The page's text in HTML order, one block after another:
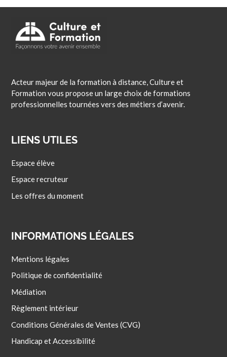
Acteur majeur de la formation à distance, Culture et
Formation vous propose un large choix de formations
professionnelles tournées vers des métiers d’avenir.
LIENS UTILES
Espace élève
Espace recruteur
Les offres du moment
INFORMATIONS LÉGALES
Mentions légales
Politique de confidentialité
Médiation
Règlement intérieur
Conditions Générales de Ventes (CVG)
Handicap et Accessibilité